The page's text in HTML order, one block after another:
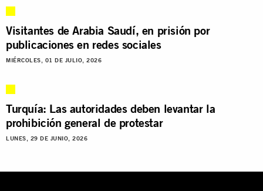
Visitantes de Arabia Saudí, en prisión por
publicaciones en redes sociales
MIÉRCOLES, 01 DE JULIO, 2026
Turquía: Las autoridades deben levantar la
prohibición general de protestar
LUNES, 29 DE JUNIO, 2026